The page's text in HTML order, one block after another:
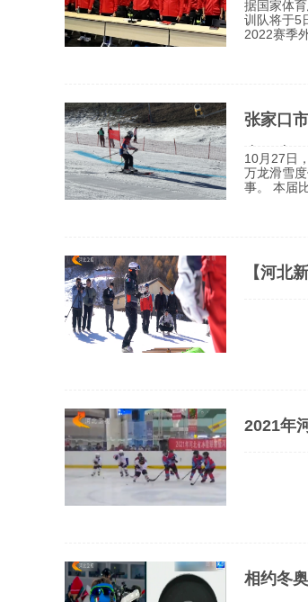
据国家体
训队将于5
2022赛季
张家口
赛开赛
10月27日
万龙滑雪
事。 本届
【河北
2021年
相约冬